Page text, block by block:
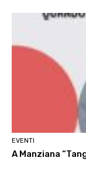
EVENTI
A Manziana